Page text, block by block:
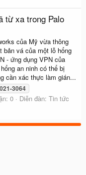
từ xa trong Palo
của Mỹ vừa thông
bản vá của một lỗ hổng
- ứng dụng VPN của
an ninh có thể bị
cần xác thực làm gián...
3064
0 Diễn đàn: Tin tức